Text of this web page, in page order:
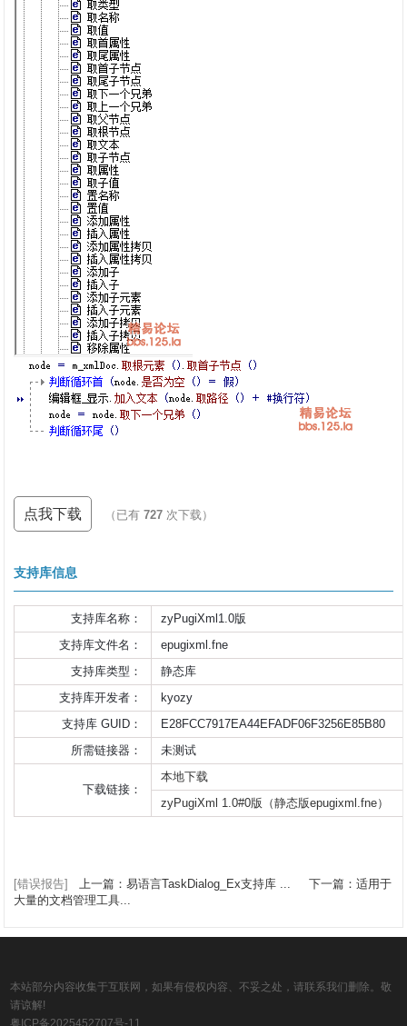
点我下载 （已有727 次下载）
支持库信息
支持库名称：
zyPugiXml1.0版
支持库文件名：
epugixml.fne
支持库类型：
静态库
支持库开发者：
kyozy
支持库 GUID：
E28FCC7917EA44EFADF06F3256E85B80
所需链接器：
未测试
下载链接：
本地下载
zyPugiXml 1.0#0版（静态版epugixml.fne）
[错误报告] 上一篇：易语言TaskDialog_Ex支持库 ...
下一篇：适用于
大量的文档管理工具...
本站部分内容收集于互联网，如果有侵权内容、不妥之处，请联系我们删除。敬
请谅解!
粤ICP备2025452707号-11